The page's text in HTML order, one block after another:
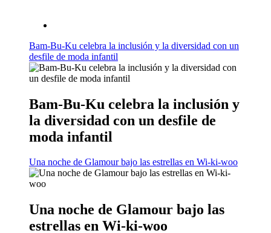
Bam-Bu-Ku celebra la inclusión y la diversidad con un
desfile de moda infantil
Bam-Bu-Ku celebra la inclusión y
la diversidad con un desfile de
moda infantil
Una noche de Glamour bajo las estrellas en Wi-ki-woo
Una noche de Glamour bajo las
estrellas en Wi-ki-woo